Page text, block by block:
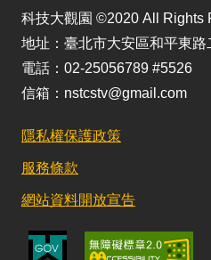
科技大觀園 ©2020 All Rights
地址：臺北市大安區和平東
電話：02-25056789 #5526
信箱：nstcstv@gmail.com
隱私權保護政策
服務條款
網站資料開放宣告